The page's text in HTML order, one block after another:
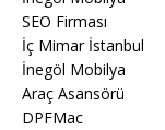
SEO Firması
İç Mimar İstanbul
İnegöl Mobilya
Araç Asansörü
DPFMac